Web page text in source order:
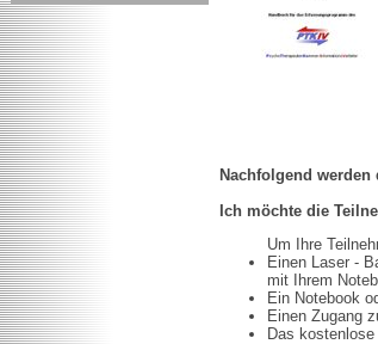
Nachfolgend
Ich möchte die
Um Ihre
Einen Laser -
mit Ihrem
Ein Notebook
Einen Zugang
Das